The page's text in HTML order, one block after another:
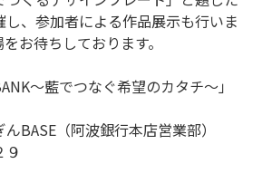
、参加者による作品展示も行いま
お待ちしております。
～藍でつなぐ希望のカタチ～」
BASE（阿波銀行本店営業部）
９